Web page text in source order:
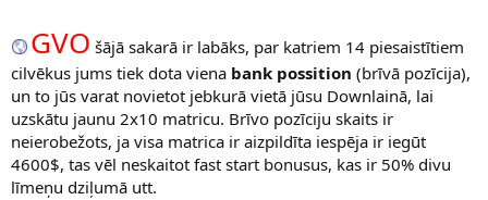
GVO šājā sakarā ir labāks, par katriem 14 piesaistītiem
cilvēkus jums tiek dota viena bank possition (brīvā pozīcija),
un to jūs varat novietot jebkurā vietā jūsu Downlainā, lai
uzskātu jaunu 2x10 matricu. Brīvo pozīciju skaits ir
neierobežots, ja visa matrica ir aizpildīta iespēja ir iegūt
4600$, tas vēl neskaitot fast start bonusus, kas ir 50% divu
līmeņu dziļumā utt.